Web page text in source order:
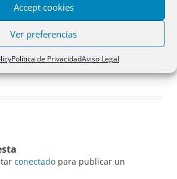
Accept cookies
Ver preferencias
Política de PrivacidadAviso Legal
(Huelva). Por Miguel Ángel «fotógrafo».
conectado para publicar un